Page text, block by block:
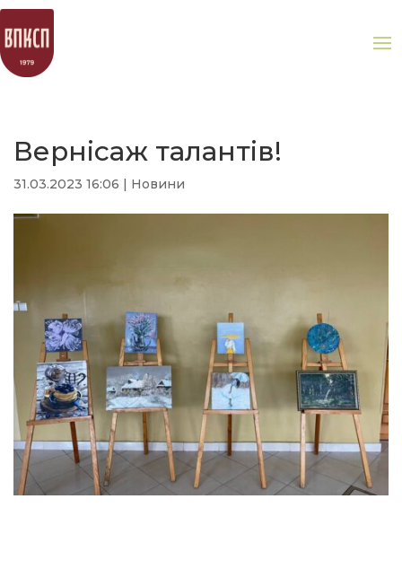
Вернісаж талантів!
31.03.2023 16:06 Новини